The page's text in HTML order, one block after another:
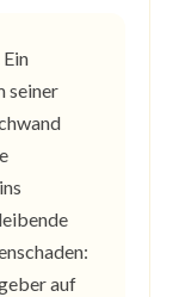
Ein
seiner
auf